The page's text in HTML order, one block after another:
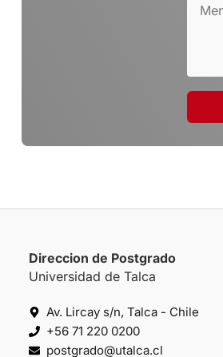
Direccion de Postgrado
Universidad de Talca
Av. Lircay s/n, Talca - Chile
+56 71 220 0200
postgrado@utalca.cl